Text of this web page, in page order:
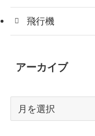
飛行機
アーカイブ